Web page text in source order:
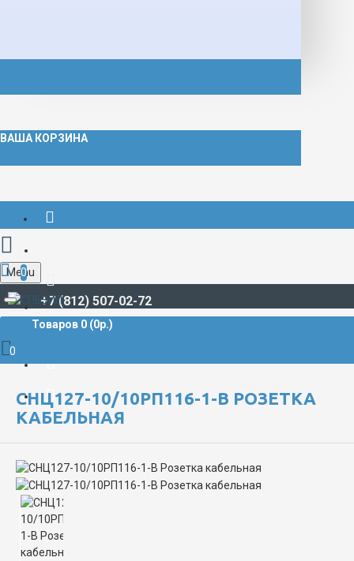
ВАША КОРЗИНА
+7 (812) 507-02-72
Menu
0
Товаров 0 (0р.)
0
РАЗЪЁМЫ СУДОВЫЕ
СНЦ127-10/10РП116-1-В РОЗЕТКА
КАБЕЛЬНАЯ